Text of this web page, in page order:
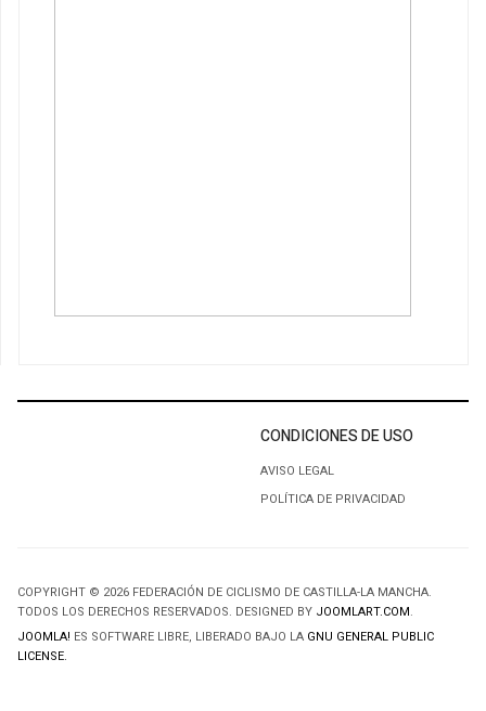
CONDICIONES DE USO
AVISO LEGAL
POLÍTICA DE PRIVACIDAD
COPYRIGHT © 2026 FEDERACIÓN DE CICLISMO DE CASTILLA-LA MANCHA.
TODOS LOS DERECHOS RESERVADOS. DESIGNED BY JOOMLART.COM.
JOOMLA! ES SOFTWARE LIBRE, LIBERADO BAJO LA GNU GENERAL PUBLIC
LICENSE.